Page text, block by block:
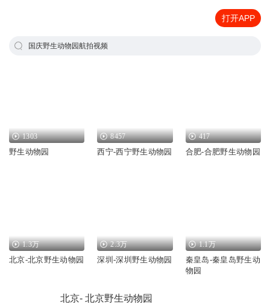
打开APP
国庆野生动物园航拍视频
1303
野生动物园
8457
西宁-西宁野生动物园
417
合肥-合肥野生动物园
1.3万
北京-北京野生动物园
2.3万
深圳-深圳野生动物园
1.1万
秦皇岛-秦皇岛野生动
物园
北京- 北京野生动物园